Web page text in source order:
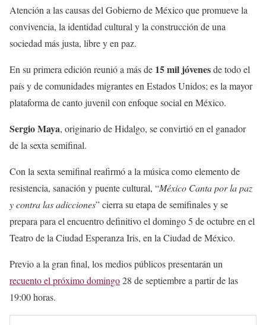
Atención a las causas del Gobierno de México que promueve la
convivencia, la identidad cultural y la construcción de una
sociedad más justa, libre y en paz.
En su primera edición reunió a más de 15 mil jóvenesde todo el
país y de comunidades migrantes en Estados Unidos; es la mayor
plataforma de canto juvenil con enfoque social en México.
Sergio Maya, originario de Hidalgo, se convirtió en el ganador
de la sexta semifinal.
Con la sexta semifinal reafirmó a la música como elemento de
resistencia, sanación y puente cultural, “México Canta por la paz
y contra las adicciones” cierra su etapa de semifinales y se
prepara para el encuentro definitivo el domingo 5 de octubre en el
Teatro de la Ciudad Esperanza Iris, en la Ciudad de México.
Previo a la gran final, los medios públicos presentarán un
recuento el próximo domingo28 de septiembre a partir de las
19:00 horas.